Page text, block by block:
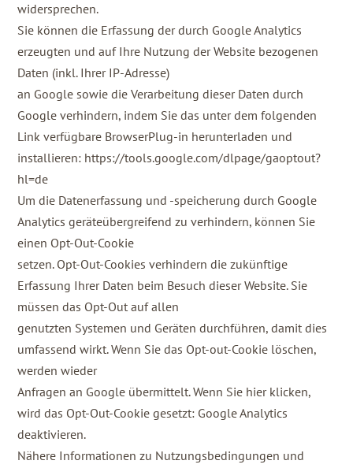
widersprechen.
Sie können die Erfassung der durch Google Analytics
erzeugten und auf Ihre Nutzung der Website bezogenen
Daten (inkl. Ihrer IP-Adresse)
an Google sowie die Verarbeitung dieser Daten durch
Google verhindern, indem Sie das unter dem folgenden
Link verfügbare BrowserPlug-in herunterladen und
installieren: https://tools.google.com/dlpage/gaoptout?
hl=de
Um die Datenerfassung und -speicherung durch Google
Analytics geräteübergreifend zu verhindern, können Sie
einen Opt-Out-Cookie
setzen. Opt-Out-Cookies verhindern die zukünftige
Erfassung Ihrer Daten beim Besuch dieser Website. Sie
müssen das Opt-Out auf allen
genutzten Systemen und Geräten durchführen, damit dies
umfassend wirkt. Wenn Sie das Opt-out-Cookie löschen,
werden wieder
Anfragen an Google übermittelt. Wenn Sie hier klicken,
wird das Opt-Out-Cookie gesetzt: Google Analytics
deaktivieren.
Nähere Informationen zu Nutzungsbedingungen und